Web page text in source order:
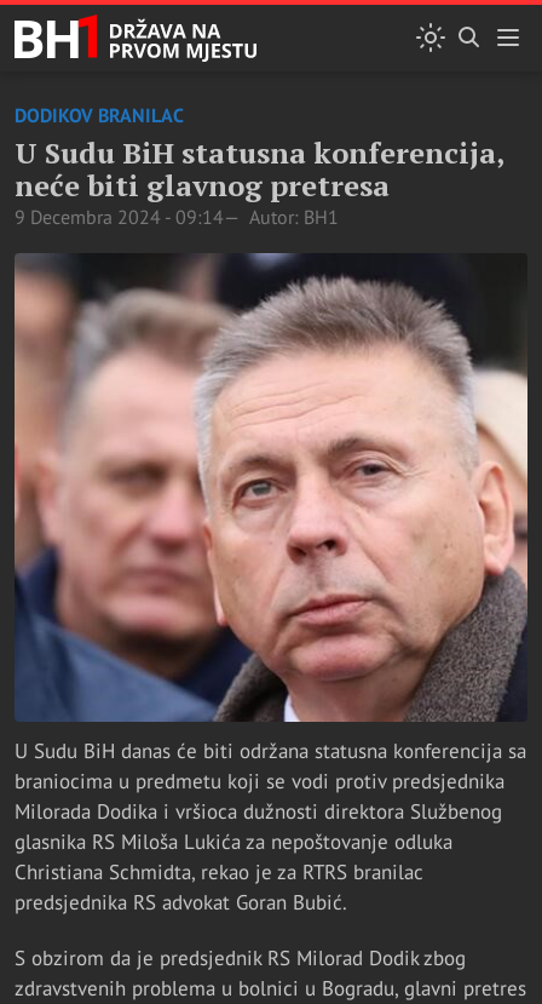
DODIKOV BRANILAC
U Sudu BiH statusna konferencija,
neće biti glavnog pretresa
9 Decembra 2024 - 09:14 Autor: BH1
U Sudu BiH danas će biti održana statusna konferencija sa
braniocima u predmetu koji se vodi protiv predsjednika
Milorada Dodika i vršioca dužnosti direktora Službenog
glasnika RS Miloša Lukića za nepoštovanje odluka
Christiana Schmidta, rekao je za RTRS branilac
predsjednika RS advokat Goran Bubić.
S obzirom da je predsjednik RS Milorad Dodik zbog
zdravstvenih problema u bolnici u Bogradu, glavni pretres